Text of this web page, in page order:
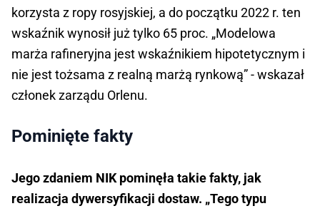
korzysta z ropy rosyjskiej, a do początku 2022 r. ten
wskaźnik wynosił już tylko 65 proc. „Modelowa
marża rafineryjna jest wskaźnikiem hipotetycznym i
nie jest tożsama z realną marżą rynkową” - wskazał
członek zarządu Orlenu.
Pominięte fakty
Jego zdaniem NIK pominęła takie fakty, jak
realizacja dywersyfikacji dostaw. „Tego typu